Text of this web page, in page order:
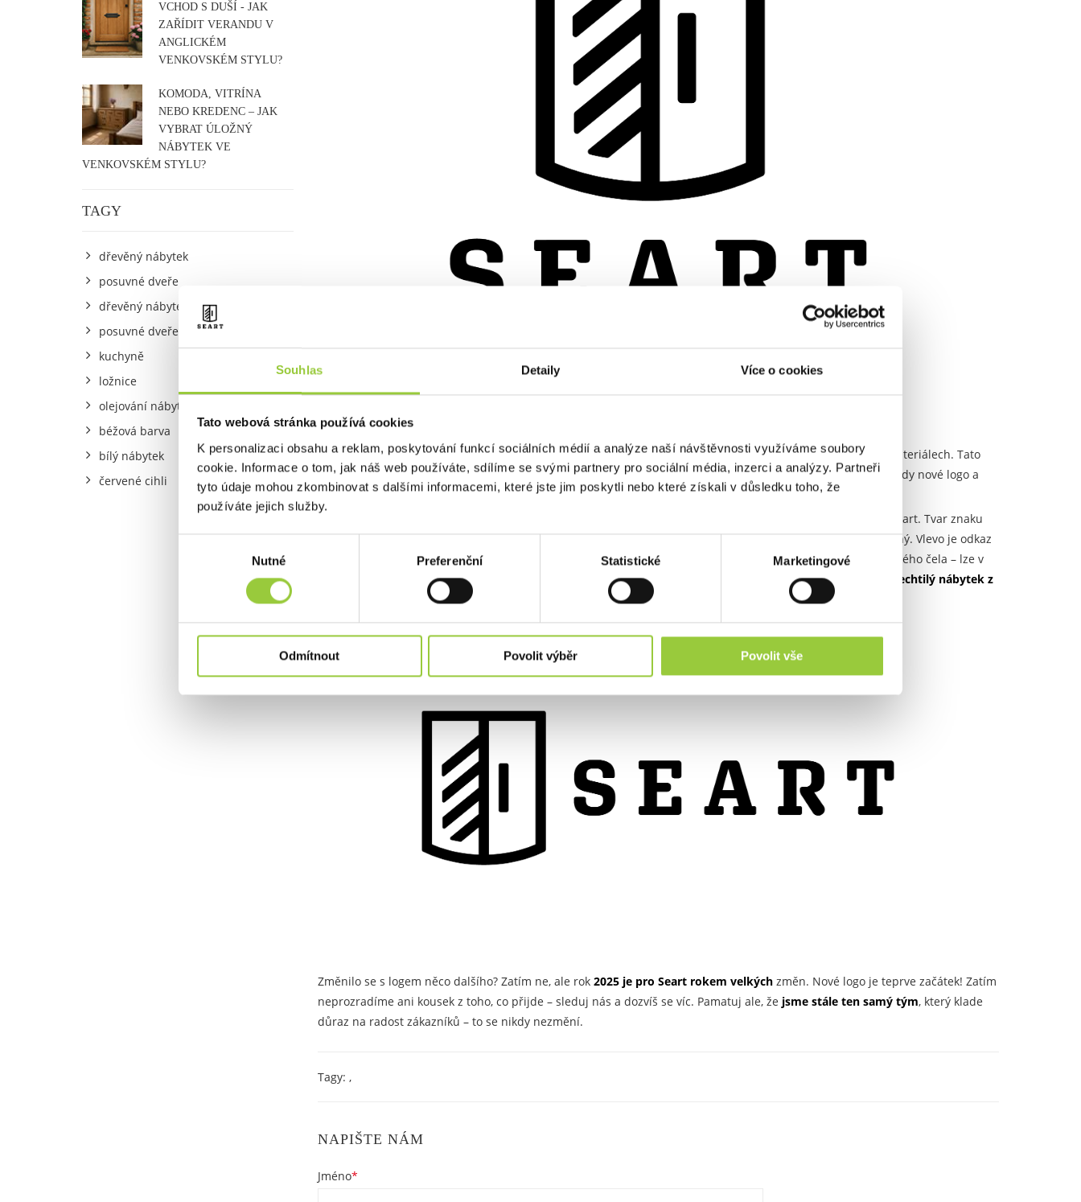
Souhlas Detaily Více o cookies
Tato webová stránka používá cookies
K personalizaci obsahu a reklam, poskytování funkcí sociálních médií a analýze naší návštěvnosti využíváme soubory
cookie. Informace o tom, jak náš web používáte, sdílíme se svými partnery pro sociální média, inzerci a analýzy. Partneři
tyto údaje mohou zkombinovat s dalšími informacemi, které jste jim poskytli nebo které získali v důsledku toho, že
používáte jejich služby.
Nutné Preferenční Statistické Marketingové
Odmítnout Povolit výběr Povolit vše
Seart byl dosud spojován se zelenou a šedou – barvami viditelnými v logu, na webu a ve všech grafických materiálech. Tato
barevnost symbolizovala strom rostoucí ze skály. V březnu došlo ke změně – nová vizuální identita značky, tedy nové logo a
jeho nová symbolika.
Minimalistické, snadno zapamatovatelné, odrážející naše produkty a hodnoty – takové je nové logo značky Seart. Tvar znaku
odkazuje na erby a zároveň vyjadřuje ušlechtilost – materiálu i stylu. Štít rozdělený na dvě části není náhodný. Vlevo je odkaz
na strom, tedy surovinu, kterou používáme při výrobě veškerého našeho nábytku. Vpravo je náznak nábytkového čela – lze v
něm rozpoznat dvířka skříně nebo komody. Spojení těchto prvků dokonale vystihuje ducha naší značky –
ušlechtilý nábytek z
masivního dřeva v rustikálním a farmhouse stylu
Změnilo se s logem něco dalšího? Zatím ne, ale rok 2025 je pro Seart rokem velkýchzměn. Nové logo je teprve začátek! Zatím
neprozradíme ani kousek z toho, co přijde – sleduj nás a dozvíš se víc. Pamatuj ale, že jsme stále ten samý tým, který klade
důraz na radost zákazníků – to se nikdy nezmění.
Tagy: ,
NAPIŠTE NÁM
Jméno*
VCHOD S DUŠÍ - JAK
ZAŘÍDIT VERANDU V
ANGLICKÉM
VENKOVSKÉM STYLU?
KOMODA, VITRÍNA
NEBO KREDENC – JAK
VYBRAT ÚLOŽNÝ
NÁBYTEK VE
VENKOVSKÉM STYLU?
TAGY
dřevěný nábytek
posuvné dveře
dřevěný nábytek
posuvné dveře
kuchyně
ložnice
olejování nábytku
béžová barva
bílý nábytek
červené cihli